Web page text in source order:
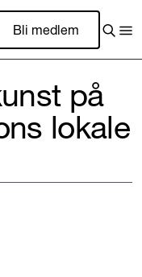
Bli medlem
på
lokale